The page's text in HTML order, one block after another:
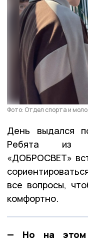
Фото: Отдел спорта и
День выдался
Ребята из
«ДОБРОСВЕТ»
все вопросы,
комфортно.
— Но на этом